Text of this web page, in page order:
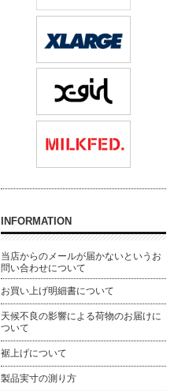
INFORMATION
当店からのメールが届かないというお
問い合わせについて
お買い上げ明細書について
天候不良の影響による荷物のお届けに
ついて
裾上げについて
製品実寸の測り方